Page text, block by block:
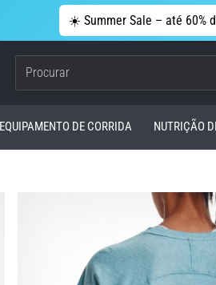
☀️ Summer Sale – até 60%
EQUIPAMENTO DE CORRIDA NUTRIÇÃO